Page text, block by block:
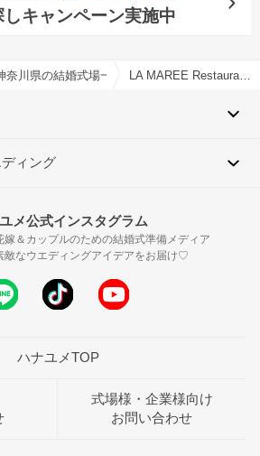
キャンペーン実施中
奈川県の結婚式場一覧 LA MAREE Restaurantで結婚式
ィング
メ公式インスタグラム
嫁＆カップルのための結婚式準備メディア
敵なウエディングアイデアをお届け♡
ハナユメTOP
式場様・企業様向け
お問い合わせ